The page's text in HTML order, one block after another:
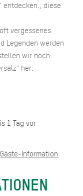
entdecken., diese
vergessenes
Legenden werden
wir noch
her.
1 Tag vor
Gäste-Information